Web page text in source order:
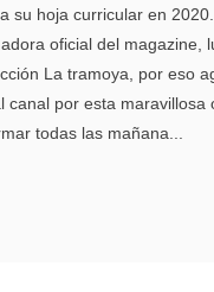
su hoja curricular en
oficial del magazine,
La tramoya, por eso
canal por esta
todas las mañana...